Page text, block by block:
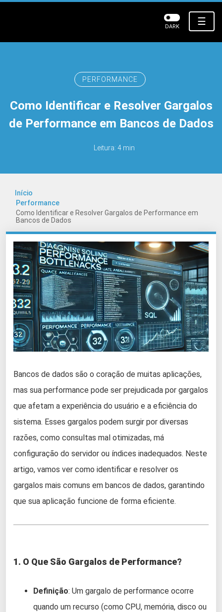
☰
DARK
PERFORMANCE
Como Identificar e Resolver Gargalos
de Performance em Bancos de Dados
Leitura: 4 min
Início
Performance
Como Identificar e Resolver Gargalos de Performance em
Bancos de Dados
Bancos de dados são o coração de muitas aplicações,
mas sua performance pode ser prejudicada por gargalos
que afetam a experiência do usuário e a eficiência do
sistema. Esses gargalos podem surgir por diversas
razões, como consultas mal otimizadas, má
configuração do servidor ou índices inadequados. Neste
artigo, vamos ver como identificar e resolver os
gargalos mais comuns em bancos de dados, garantindo
que sua aplicação funcione de forma eficiente.
1. O Que São Gargalos de Performance?
Definição: Um gargalo de performance ocorre
quando um recurso (como CPU, memória, disco ou